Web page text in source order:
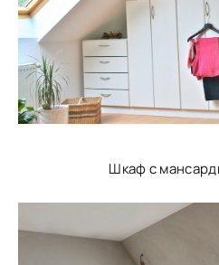
Шкаф с